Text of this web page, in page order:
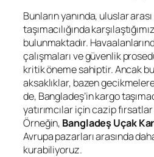
Bunların yanında, uluslar
taşımacılığında
bulunmaktadır.
çalışmaları ve güvenlik
kritik öneme sahiptir. Ancak
aksaklıklar, bazen
de, Bangladeş’in kargo
yatırımcılar için cazip
Örneğin, Bangladeş Uçak
Avrupa pazarları arasında
kurabiliyoruz.